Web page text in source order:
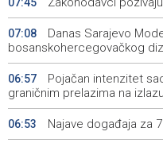
07:45
07:08
Danas Sarajevo
bosanskohercegovačkog
06:57
Pojačan intenzitet
graničnim prelazima na
06:53 Najave događaja za